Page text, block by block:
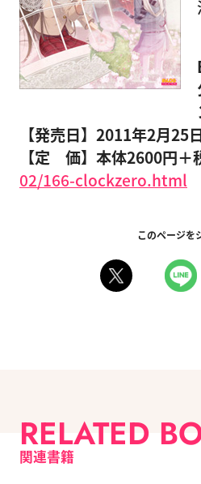
【発売日】2011年2月25
【定 価】本体2600円＋
02/166-clockzero.html
このページを
RELATED
関連書籍